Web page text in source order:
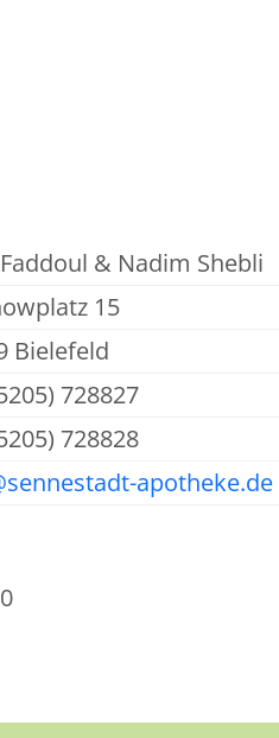
& Nadim Shebli
15
Bielefeld
728827
728828
apotheke.de